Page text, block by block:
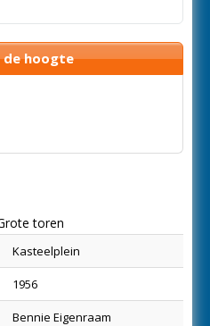
de hoogte
toren
Kasteelplein
1956
Bennie Eigenraam